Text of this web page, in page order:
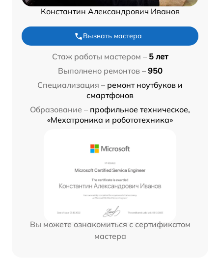
Константин Александрович Иванов
Вызвать мастера
Стаж работы мастером – 5 лет
Выполнено ремонтов – 950
Специализация – ремонт ноутбуков и
смартфонов
Образование – профильное техническое,
«Мехатроника и робототехника»
Вы можете ознакомиться с сертификатом
мастера